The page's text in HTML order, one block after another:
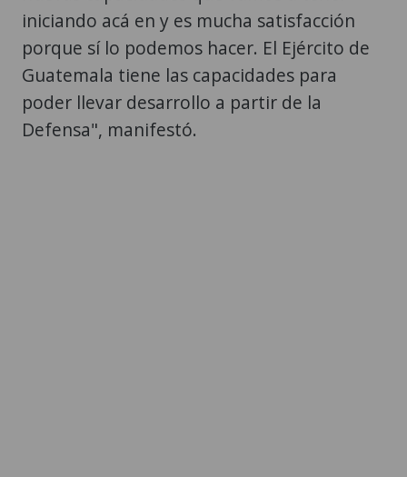
iniciando acá en y es mucha satisfacción
porque sí lo podemos hacer. El Ejército de
Guatemala tiene las capacidades para
poder llevar desarrollo a partir de la
Defensa", manifestó.